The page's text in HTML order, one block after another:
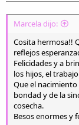
Marcela dijo:
Cosita hermosa!!
reflejos
Felicidades y a
los hijos, el
Que el nacimiento
bondad y de la
cosecha.
Besos enormes y